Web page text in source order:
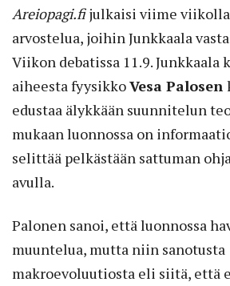
Areiopagi.fijulkaisi viime
arvostelua, joihin Junkkaala
Viikon debatissa 11.9. Junkkaala
aiheesta fyysikkoVesa Palosen
edustaa älykkään suunnitelun
mukaan luonnossa on
selittää pelkästään sattuman
avulla.
Palonen sanoi, että luonnossa
muuntelua, mutta niin sanotusta
makroevoluutiosta eli siitä, että